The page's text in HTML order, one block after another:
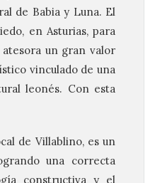
de Babia y Luna. El
en Asturias, para
un gran valor
vinculado de una
leonés. Con esta
de Villablino, es un
una correcta
constructiva y el